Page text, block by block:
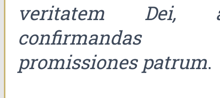
veritatem Dei,
confirmandas
promissiones patrum.